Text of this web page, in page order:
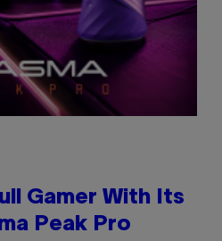
Gamer With Its
Peak Pro